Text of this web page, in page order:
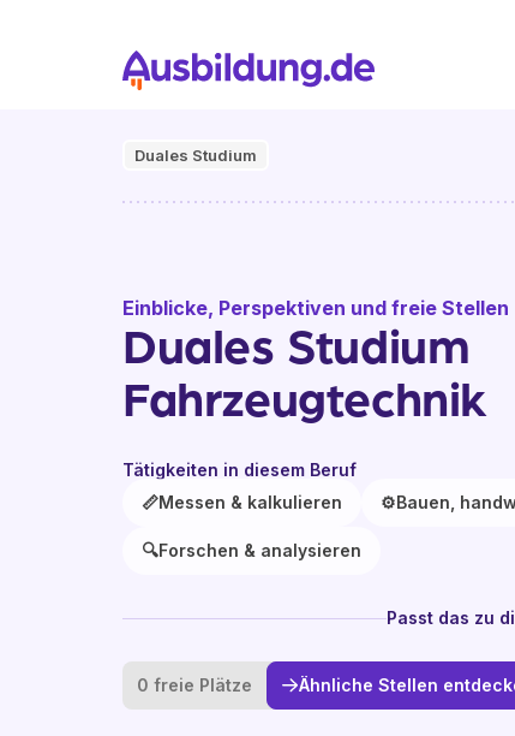
Duales Studium
Einblicke, Perspektiven und freie Stellen
Duales Studium
Fahrzeugtechnik
Tätigkeiten in diesem Beruf
📏Messen & kalkulieren ⚙️Bauen,
🔍Forschen & analysieren
Passt das zu
0 freie Plätze Ähnliche Stellen